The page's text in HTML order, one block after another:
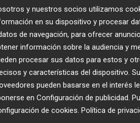
y nuestros socios utilizamos
en su dispositivo y procesar
de navegación, para ofrecer
información sobre la audiencia y
procesar sus datos para estos y
y características del dispositivo.
pueden basarse en el interés
en Configuración de publicidad .
de cookies Política de